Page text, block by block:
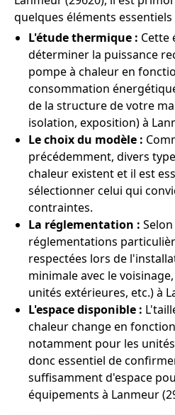
quelques éléments essentiels
L'étude thermique : Cette
déterminer la puissance
pompe à chaleur en
consommation
de la structure de votre
isolation, exposition) à
Le choix du modèle :
précédemment, divers
chaleur existent et il est
sélectionner celui qui
contraintes.
La réglementation :
réglementations
respectées lors de
minimale avec le
unités extérieures, etc.) à
L'espace disponible :
chaleur change en
notamment pour les
donc essentiel de
suffisamment d'espace
équipements à Lanmeur